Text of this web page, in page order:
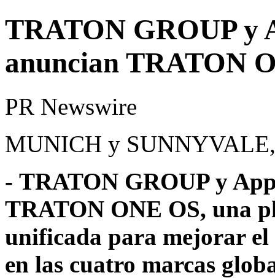
TRATON GROUP y
anuncian TRATON
PR Newswire
MUNICH y
- TRATON GROUP y
TRATON ONE OS, una
unificada para mejorar
en las cuatro marcas